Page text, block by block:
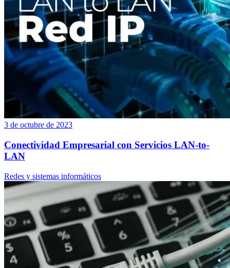
3 de octubre de 2023
Conectividad Empresarial con Servicios LAN-to-
LAN
Redes y sistemas informáticos